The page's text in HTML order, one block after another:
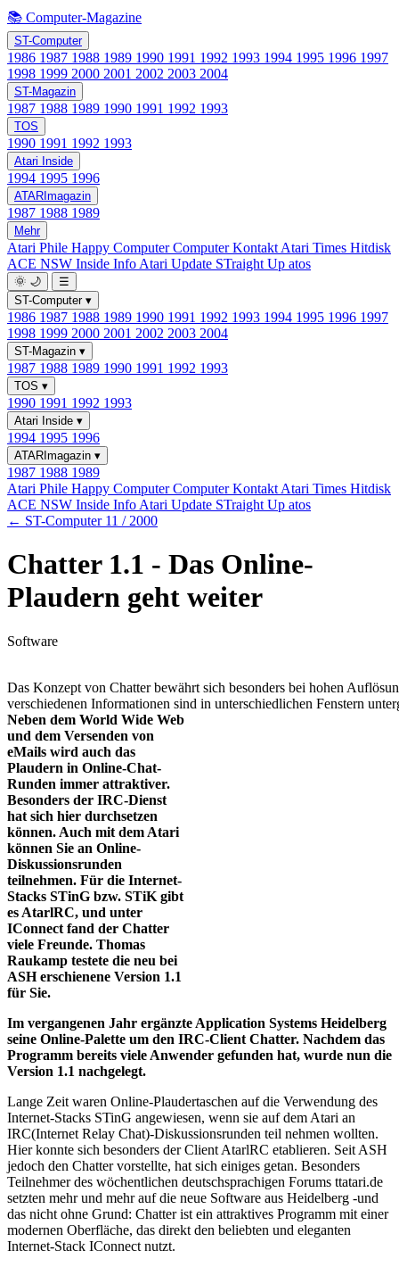
📚 Computer-Magazine
ST-Computer
1986 1987 1988 1989 1990 1991 1992 1993 1994 1995 1996 1997
1998 1999 2000 2001 2002 2003 2004
ST-Magazin
1987 1988 1989 1990 1991 1992 1993
TOS
1990 1991 1992 1993
Atari Inside
1994 1995 1996
ATARImagazin
1987 1988 1989
Mehr
Atari Phile Happy ComputerComputer Kontakt Atari Times Hitdisk
ACE NSW Inside Info Atari Update STraight Up atos
🌞 🌙
☰
ST-Computer ▾
1986 1987 1988 1989 1990 1991 1992 1993 1994 1995 1996 1997
1998 1999 2000 2001 2002 2003 2004
ST-Magazin ▾
1987 1988 1989 1990 1991 1992 1993
TOS ▾
1990 1991 1992 1993
Atari Inside ▾
1994 1995 1996
ATARImagazin ▾
1987 1988 1989
Atari Phile Happy ComputerComputer Kontakt Atari Times Hitdisk
ACE NSW Inside Info Atari Update STraight Up atos
← ST-Computer 11 / 2000
Chatter 1.1 - Das Online-
Plaudern geht weiter
Software
Das Konzept von Chatter bewährt sich besonders bei hohen
verschiedenen Informationen sind in unterschiedlichen Fenstern
Neben dem World Wide Web
und dem Versenden von
eMails wird auch das
Plaudern in Online-Chat-
Runden immer attraktiver.
Besonders der IRC-Dienst
hat sich hier durchsetzen
können. Auch mit dem Atari
können Sie an Online-
Diskussionsrunden
teilnehmen. Für die Internet-
Stacks STinG bzw. STiK gibt
es AtarlRC, und unter
IConnect fand der Chatter
viele Freunde. Thomas
Raukamp testete die neu bei
ASH erschienene Version 1.1
für Sie.
Im vergangenen Jahr ergänzte Application Systems Heidelberg
seine Online-Palette um den IRC-Client Chatter. Nachdem das
Programm bereits viele Anwender gefunden hat, wurde nun die
Version 1.1 nachgelegt.
Lange Zeit waren Online-Plaudertaschen auf die Verwendung des
Internet-Stacks STinG angewiesen, wenn sie auf dem Atari an
IRC(Internet Relay Chat)-Diskussionsrunden teil nehmen wollten.
Hier konnte sich besonders der Client AtarlRC etablieren. Seit ASH
jedoch den Chatter vorstellte, hat sich einiges getan. Besonders
Teilnehmer des wöchentlichen deutschsprachigen Forums ttatari.de
setzten mehr und mehr auf die neue Software aus Heidelberg -und
das nicht ohne Grund: Chatter ist ein attraktives Programm mit einer
modernen Oberfläche, das direkt den beliebten und eleganten
Internet-Stack IConnect nutzt.